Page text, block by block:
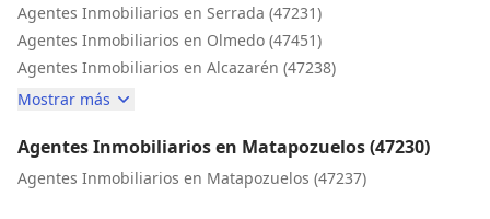
Agentes Inmobiliarios en Serrada (47231)
Agentes Inmobiliarios en Olmedo (47451)
Agentes Inmobiliarios en Alcazarén (47238)
Mostrar más
Agentes Inmobiliarios en Matapozuelos (47230)
Agentes Inmobiliarios en Matapozuelos (47237)